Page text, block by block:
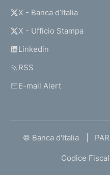
X - Banca d’Italia
X - Ufficio Stampa
Linkedin
RSS
E-mail Alert
© Banca d'Italia
Codice